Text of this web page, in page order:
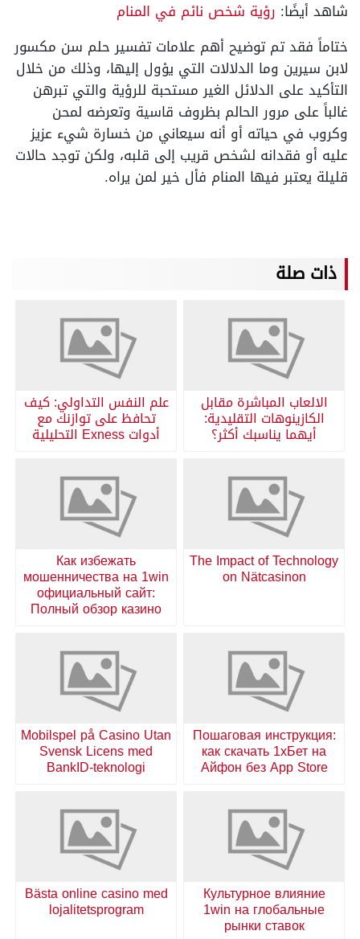
شاهد أيضًا: رؤية شخص نائم في المنام
ختاماً فقد تم توضيح أهم علامات تفسير حلم سن مكسور
لابن سيرين وما الدلالات التي يؤول إليها، وذلك من خلال
التأكيد على الدلائل الغير مستحبة للرؤية والتي تبرهن
غالباً على مرور الحالم بظروف قاسية وتعرضه لمحن
وكروب في حياته أو أنه سيعاني من خسارة شيء عزيز
عليه أو فقدانه لشخص قريب إلى قلبه، ولكن توجد حالات
قليلة يعتبر فيها المنام فأل خير لمن يراه.
ذات صلة
الالعاب المباشرة مقابل
الكازينوهات التقليدية:
أيهما يناسبك أكثر؟
علم النفس التداولي: كيف
تحافظ على توازنك مع
أدوات Exness التحليلية
The Impact of Technology
on Nätcasinon
Как избежать
мошенничества на 1win
официальный сайт:
Полный обзор казино
Пошаговая инструкция:
как скачать 1хБет на
Айфон без App Store
Mobilspel på Casino Utan
Svensk Licens med
BankID-teknologi
Культурное влияние
1win на глобальные
рынки ставок
Bästa online casino med
lojalitetsprogram